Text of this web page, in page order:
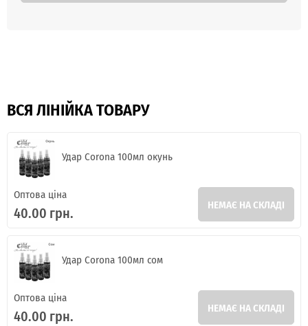
ВСЯ ЛІНІЙКА ТОВАРУ
Удар Corona 100мл окунь
Оптова ціна
40.00 грн. НЕМАЄ НА СКЛАДІ
Удар Corona 100мл сом
Оптова ціна
40.00 грн. НЕМАЄ НА СКЛАДІ